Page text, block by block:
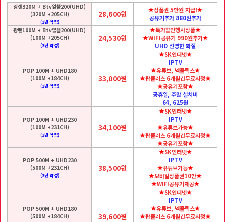
광랜320M + Btv알뜰200(UHD)
(320M +205CH)
(3년 약정)
28,600원
상품권 5만원 지급!
공유기추가 880원추가
광랜100M + Btv알뜰200(UHD)
(100M +205CH)
(3년 약정)
24,530원
특가할인행사상품
WIFI공유기 990원추가
UHD 선명한 화질
POP 100M + UHD180
(100M +184CH)
(3년 약정)
33,000원
SK인터넷
IPTV
유튜브, 넥플릭스
팝플러스 6개월간무료시청
공유기포함
공휴일, 주말 설치비
64, 625원
POP 100M + UHD230
(100M +231CH)
(3년 약정)
34,100원
SK인터넷
IPTV
유튜브가능
팝플러스 6개월간무료시청
공유기포함
POP 500M + UHD230
(500M +231CH)
(3년 약정)
38,500원
SK인터넷
IPTV
유튜브가능
모바일상품권10만
WIFI공유기제공
POP 500M + UHD180
(500M +184CH)
39,600원
SK인터넷
IPTV
유튜브, 넥플릭스
팝플러스 6개월간무료시청